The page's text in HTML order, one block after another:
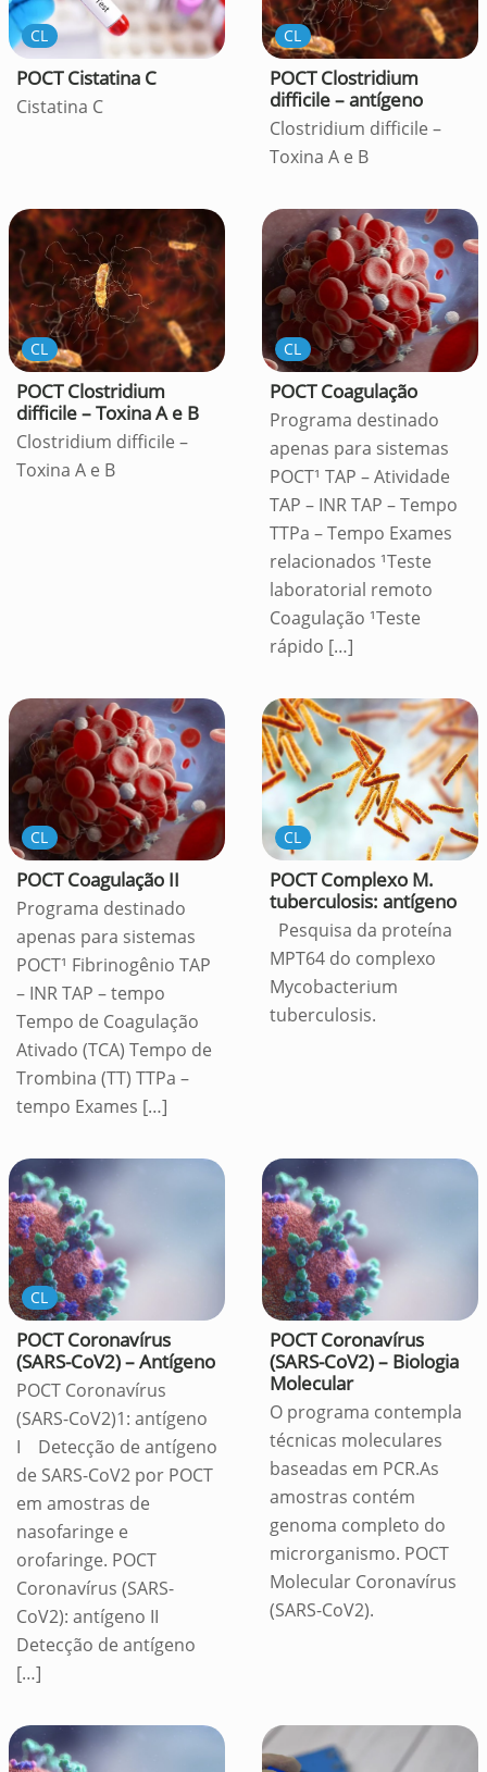
CL
POCT Cistatina C
Cistatina C
CL
POCT Clostridium
difficile – antígeno
Clostridium difficile –
Toxina A e B
CL
POCT Clostridium
difficile – Toxina A e B
Clostridium difficile –
Toxina A e B
CL
POCT Coagulação
Programa destinado
apenas para sistemas
POCT¹ TAP – Atividade
TAP – INR TAP – Tempo
TTPa – Tempo Exames
relacionados ¹Teste
laboratorial remoto
Coagulação ¹Teste
rápido […]
CL
POCT Coagulação II
Programa destinado
apenas para sistemas
POCT¹ Fibrinogênio TAP
– INR TAP – tempo
Tempo de Coagulação
Ativado (TCA) Tempo de
Trombina (TT) TTPa –
tempo Exames […]
CL
POCT Complexo M.
tuberculosis: antígeno
Pesquisa da proteína
MPT64 do complexo
Mycobacterium
tuberculosis.
CL
POCT Coronavírus
(SARS-CoV2) – Antígeno
POCT Coronavírus
(SARS-CoV2)1: antígeno
I Detecção de antígeno
de SARS-CoV2 por POCT
em amostras de
nasofaringe e
orofaringe. POCT
Coronavírus (SARS-
CoV2): antígeno II
Detecção de antígeno
[…]
POCT Coronavírus
(SARS-CoV2) – Biologia
Molecular
O programa contempla
técnicas moleculares
baseadas em PCR.As
amostras contém
genoma completo do
microrganismo. POCT
Molecular Coronavírus
(SARS-CoV2).